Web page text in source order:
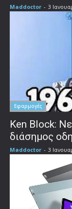
Maddoctor - 3
Εφαρμογές
Ken Block:
διάσημος
Maddoctor - 3